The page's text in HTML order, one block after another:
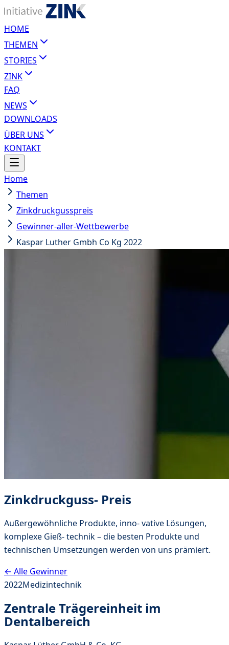
HOME
THEMEN
STORIES
ZINK
FAQ
NEWS
DOWNLOADS
ÜBER UNS
KONTAKT
Home
Themen
Zinkdruckgusspreis
Gewinner-aller-Wettbewerbe
Kaspar Luther Gmbh Co Kg 2022
Zinkdruckguss- Preis
Außergewöhnliche Produkte, inno- vative Lösungen,
komplexe Gieß- technik – die besten Produkte und
technischen Umsetzungen werden von uns prämiert.
← Alle Gewinner
2022Medizintechnik
Zentrale Trägereinheit im
Dentalbereich